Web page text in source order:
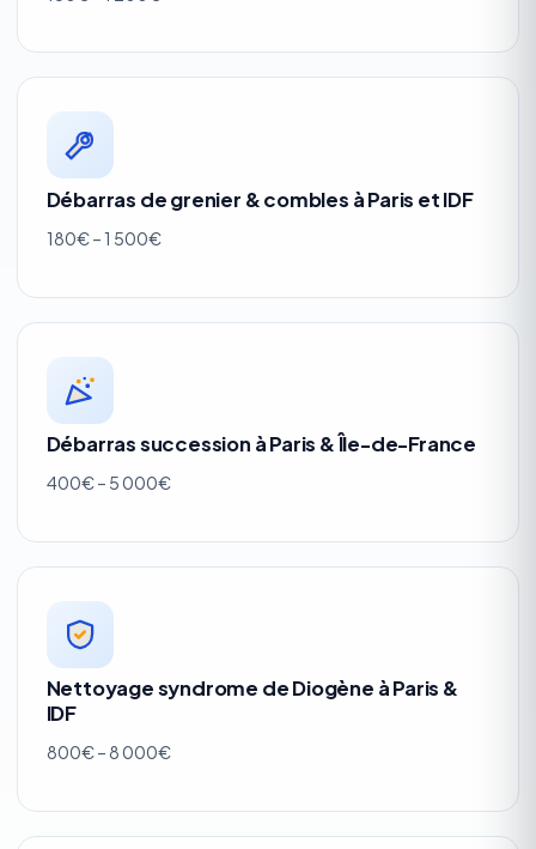
Débarras de grenier & combles à Paris et IDF
180€ – 1 500€
Débarras succession à Paris & Île-de-France
400€ – 5 000€
Nettoyage syndrome de Diogène à Paris &
IDF
800€ – 8 000€